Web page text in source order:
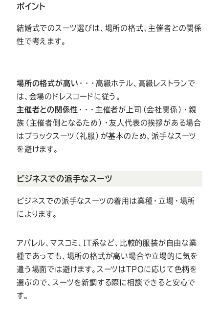
ポイント
結婚式でのスーツ選びは、場所の格式、主催者との関係
性で考えます。
場所の格式が高い ・・・高級ホテル、高級レストランで
は、会場のドレスコードに従う。
主催者との関係性 ・・・主催者が上司（会社関係）・親
族（主催者側となるため）・友人代表の挨拶がある場合
はブラックスーツ（礼服）が基本のため、派手なスーツ
を避けます。
ビジネスでの派手なスーツ
ビジネスでの派手なスーツの着用は業種・立場・場所
によります。
アパレル、マスコミ、IT系など、比較的服装が自由な業
種であっても、場所の格式が高い場合や立場的に気を
遣う場面では避けます。スーツはTPOに応じて色柄を
選ぶので、スーツを新調する際に相談できると安心で
す。